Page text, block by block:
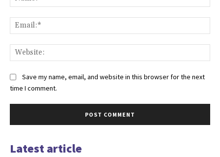
Save my name, email, and website in this browser for the next
time I comment.
Latest article